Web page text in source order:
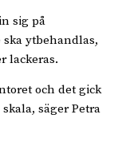
sig på
ytbehandlas,
lackeras.
och det gick
säger Petra